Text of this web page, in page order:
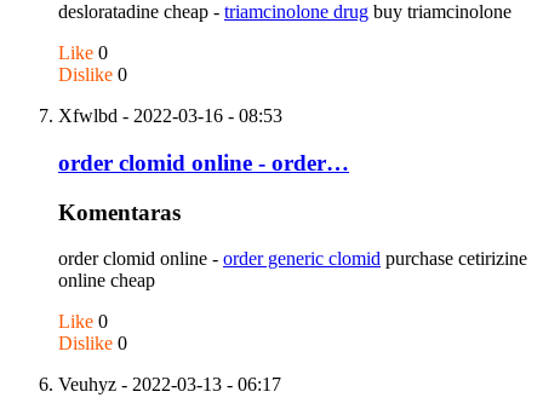
desloratadine cheap - triamcinolone drug buy triamcinolone
Like 0
Dislike 0
Xfwlbd - 2022-03-16 - 08:53
order clomid online - order…
Komentaras
order clomid online - order generic clomid purchase cetirizine
online cheap
Like 0
Dislike 0
Veuhyz - 2022-03-13 - 06:17